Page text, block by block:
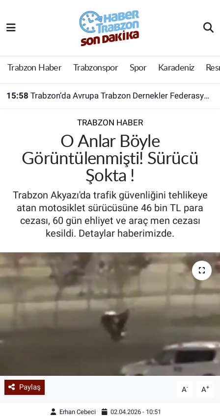
Trabzon Haber Trabzonspor Spor Karadeniz
15:58 Trabzon’da Avrupa Trabzon Dernekler Federasyonu açıldı
TRABZON HABER
O Anlar Böyle
Görüntülenmişti! Sürücü
Şokta !
Trabzon Akyazı'da trafik güvenliğini tehlikeye
atan motosiklet sürücüsüne 46 bin TL para
cezası, 60 gün ehliyet ve araç men cezası
kesildi. Detaylar haberimizde.
Paylaş A- A+
Erhan Cebeci 02.04.2026 - 10:51
Trabzon Haber
Trabzonspor
Resmi Reklam
Yazarlar
Trabzon Nöbetçi Eczaneler
Trabzon Hava Durumu
Süper Lig Puan Durumu ve Fikstür
Tüm Manşetler
Son Dakika Haberleri
Haber Arşivi